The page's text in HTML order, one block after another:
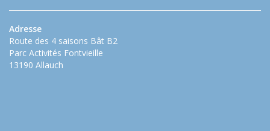
Adresse
Route des 4 saisons Bât B2
Parc Activités Fontvieille
13190 Allauch